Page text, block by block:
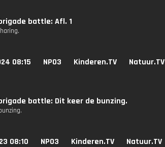
battle: Afl. 1
08:15 NPO3 Kinderen.TV Natuur.TV
battle: Dit keer de bunzing.
08:10 NPO3 Kinderen.TV Natuur.TV